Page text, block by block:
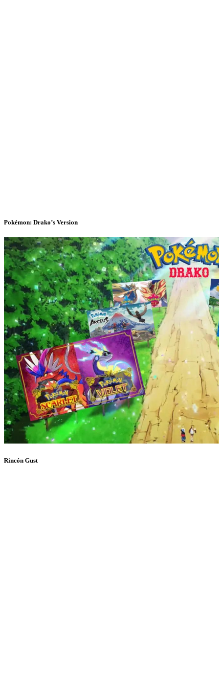
Pokémon: Drako’s Version
Rincón Gust